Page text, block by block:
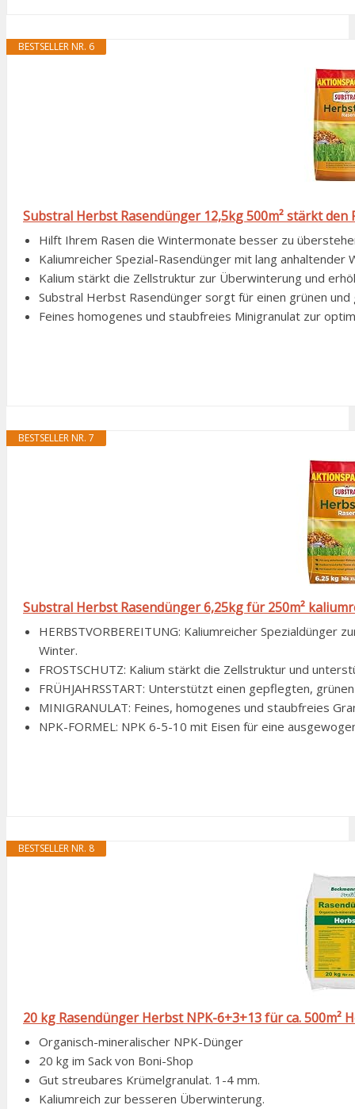
BESTSELLER NR. 6
Substral Herbst Rasendünger 12,5kg 500m² stärkt den
Hilft Ihrem Rasen die Wintermonate besser zu
Kaliumreicher Spezial-Rasendünger mit lang
Kalium stärkt die Zellstruktur zur Überwinterung und
Substral Herbst Rasendünger sorgt für einen grünen und
Feines homogenes und staubfreies Minigranulat zur
BESTSELLER NR. 7
Substral Herbst Rasendünger 6,25kg für 250m²
HERBSTVORBEREITUNG: Kaliumreicher
Winter.
FROSTSCHUTZ: Kalium stärkt die Zellstruktur und
FRÜHJAHRSSTART: Unterstützt einen gepflegten,
MINIGRANULAT: Feines, homogenes und staubfreies
NPK-FORMEL: NPK 6-5-10 mit Eisen für eine
BESTSELLER NR. 8
20 kg Rasendünger Herbst NPK-6+3+13 für ca. 500m²
Organisch-mineralischer NPK-Dünger
20 kg im Sack von Boni-Shop
Gut streubares Krümelgranulat. 1-4 mm.
Kaliumreich zur besseren Überwinterung.